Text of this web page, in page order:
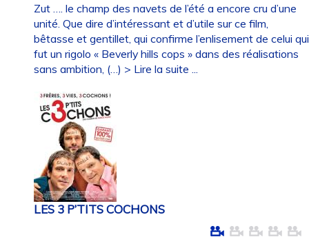
Zut …. le champ des navets de l’été a encore cru d’une
unité. Que dire d’intéressant et d’utile sur ce film,
bêtasse et gentillet, qui confirme l’enlisement de celui qui
fut un rigolo « Beverly hills cops » dans des réalisations
sans ambition, (…) > Lire la suite ...
LES 3 P’TITS COCHONS